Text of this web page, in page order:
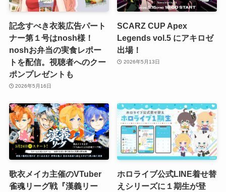
記念すべき衣装広告パート
ナー第１号はnosh様！
noshお弁当の実食レポー
トを配信。視聴者へのクー
ポンプレゼントも
2026年5月16日
SCARZ CUP Apex
Legends vol.5 にアキロゼ
出場！
2026年5月13日
歌衣メイカ主催のVTuber
雀魂リーグ戦『漢義リー
ホロライブ公式LINE着せ替
えシリーズに１期生が登